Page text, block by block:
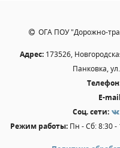
Всероссийское
СВЕДЕНИЯ ОБ
Основные сведения
Структура и органы
организацией
Документы
ОГА ПОУ "Дорожно-
Адрес: 173526,
Панковка,
E-
Соц. сети:
Режим работы: Пн - Сб: 8:30 -